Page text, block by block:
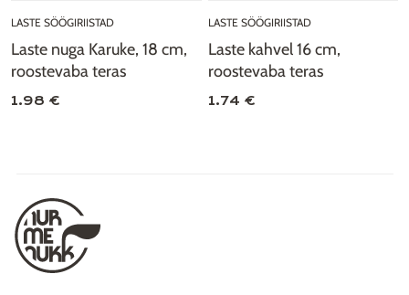
LASTE SÖÖGIRIISTAD
Laste nuga Karuke, 18 cm,
roostevaba teras
1.98 €
LASTE SÖÖGIRIISTAD
Laste kahvel 16 cm,
roostevaba teras
1.74 €